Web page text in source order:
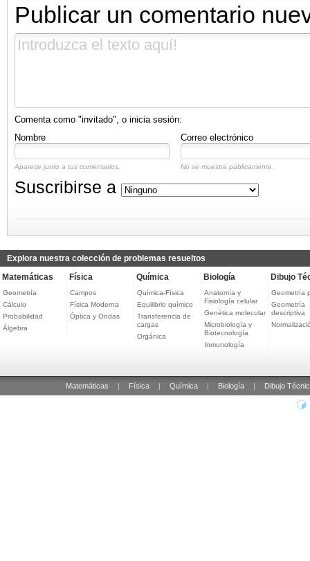
Publicar un comentario
Comenta como "invitado", o inicia sesión:
Nombre
Correo electrónico
Aparece junto a tus comentarios. No se muestra públicamente.
Suscribirse a
Explora nuestra colección de problemas resueltos
Matemáticas
Geometría
Cálculo
Probabilidad
Álgebra
Física
Campos
Física Moderna
Óptica y Ondas
Química
Química-Física
Equilibrio químico
Transferencia de
cargas
Orgánica
Biología
Anatomía y
Fisiología celular
Genética molecular
Microbiología y
Biotecnología
Inmunología
Dibujo
Geometría
Geometría
descriptiva
Matemáticas Física Química Biología Dibujo